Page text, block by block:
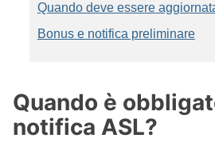
Quando deve essere
Bonus e notifica preliminare
Quando è
notifica ASL?